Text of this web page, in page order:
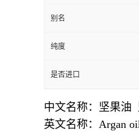
别名
纯度
是否进口
中文名称：坚果油
英文名称：Argan